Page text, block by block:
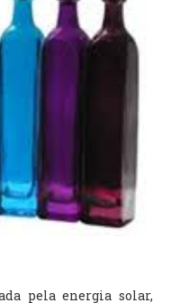
pela energia solar,